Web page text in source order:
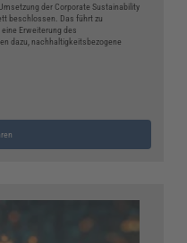
der Corporate Sustainability
beschlossen. Das führt zu
Erweiterung des
dazu, nachhaltigkeitsbezogene